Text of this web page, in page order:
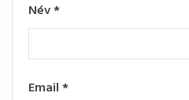
Név*
Email*